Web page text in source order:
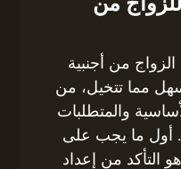
من أجنبية
مما تتخيل، من
والمتطلبات
أول ما يجب على
التأكد من إعداد